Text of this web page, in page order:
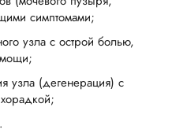
симптомами;
узла с острой болью,
узла (дегенерация) с